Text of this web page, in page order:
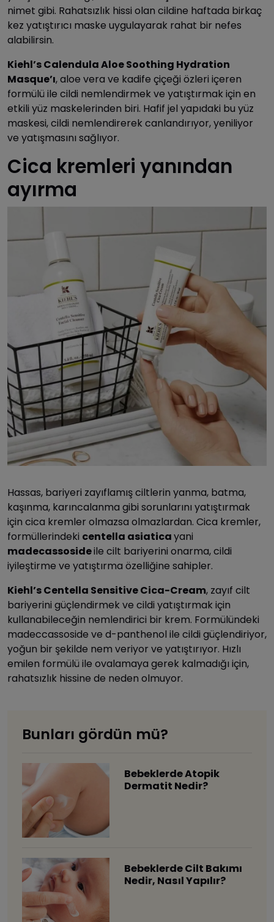
nimet gibi. Rahatsızlık hissi olan cildine haftada birkaç
kez yatıştırıcı maske uygulayarak rahat bir nefes
alabilirsin.
Kiehl’s Calendula Aloe Soothing Hydration
Masque’ı, aloe vera ve kadife çiçeği özleri içeren
formülü ile cildi nemlendirmek ve yatıştırmak için en
etkili yüz maskelerinden biri. Hafif jel yapıdaki bu yüz
maskesi, cildi nemlendirerek canlandırıyor, yeniliyor
ve yatışmasını sağlıyor.
Cica kremleri yanından
ayırma
Hassas, bariyeri zayıflamış ciltlerin yanma, batma,
kaşınma, karıncalanma gibi sorunlarını yatıştırmak
için cica kremler olmazsa olmazlardan. Cica kremler,
formüllerindeki centella asiaticayani
madecassosideile cilt bariyerini onarma, cildi
iyileştirme ve yatıştırma özelliğine sahipler.
Kiehl’s Centella Sensitive Cica-Cream, zayıf cilt
bariyerini güçlendirmek ve cildi yatıştırmak için
kullanabileceğin nemlendirici bir krem. Formülündeki
madeccassoside ve d-panthenol ile cildi güçlendiriyor,
yoğun bir şekilde nem veriyor ve yatıştırıyor. Hızlı
emilen formülü ile ovalamaya gerek kalmadığı için,
rahatsızlık hissine de neden olmuyor.
Bunları gördün mü?
Bebeklerde Atopik
Dermatit Nedir?
Bebeklerde Cilt Bakımı
Nedir, Nasıl Yapılır?